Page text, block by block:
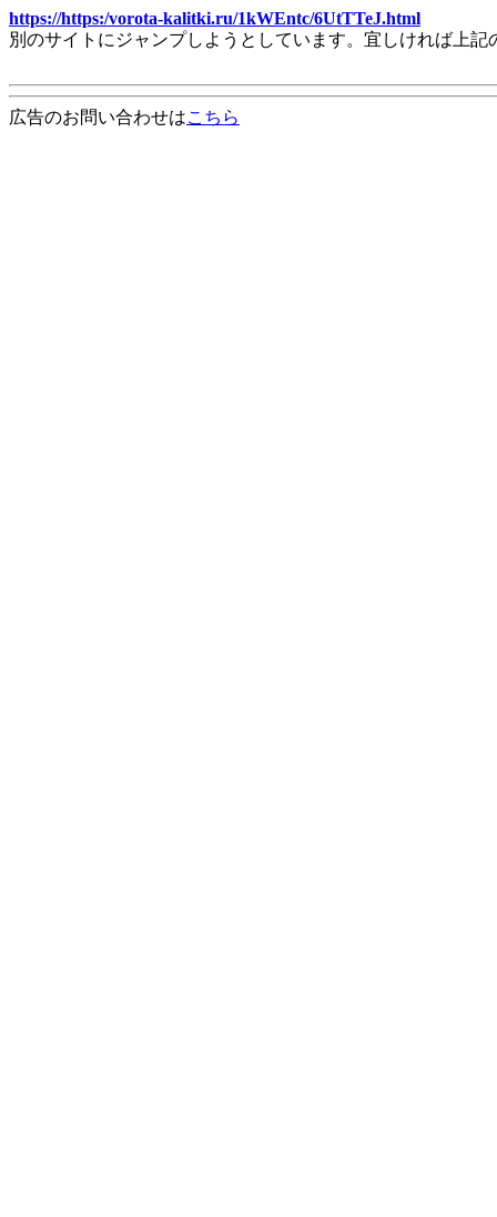
https://https:/vorota-kalitki.ru/1kWEntc/6UtTTeJ.html
別のサイトにジャンプしようとしています。宜しければ上
広告のお問い合わせはこちら